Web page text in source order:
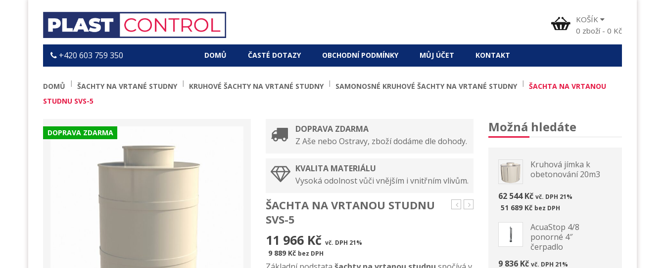
KOŠÍK
0 zboží- 0 Kč
+420 603 759 350 DOMŮ ČASTÉ DOTAZY OBCHODNÍ PODMÍNKY MŮJ ÚČET KONTAKT
DOMŮ ŠACHTY NA VRTANÉ STUDNY KRUHOVÉ ŠACHTY NA VRTANÉ STUDNY SAMONOSNÉ KRUHOVÉ ŠACHTY NA VRTANÉ STUDNY
ŠACHTA NA VRTANOU
STUDNU SVS-5
DOPRAVA ZDARMA
DOPRAVA ZDARMA
Z Aše nebo Ostravy, zboží dodáme dle dohody.
KVALITA MATERIÁLU
Vysoká odolnost vůči vnějším i vnitřním vlivům.
ŠACHTA NA VRTANOU STUDNU
SVS-5
11 966 Kč vč. DPH 21%
9 889 Kč bez DPH
Možná hledáte
Kruhová jímka k
obetonování 20m3
62 544 Kč vč. DPH 21%
51 689 Kč bez DPH
AcuaStop 4/8
ponorné 4″
čerpadlo
9 836 Kč vč. DPH 21%